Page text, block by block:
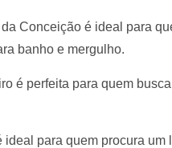
Conceição é ideal para
banho e mergulho.
é perfeita para quem
para quem procura um